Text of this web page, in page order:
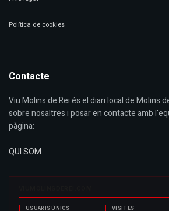
Política de cookies
Contacte
Viu Molins de Rei és el diari local de Molins
sobre nosaltres i posar en contacte amb
pàgina:
QUI SOM